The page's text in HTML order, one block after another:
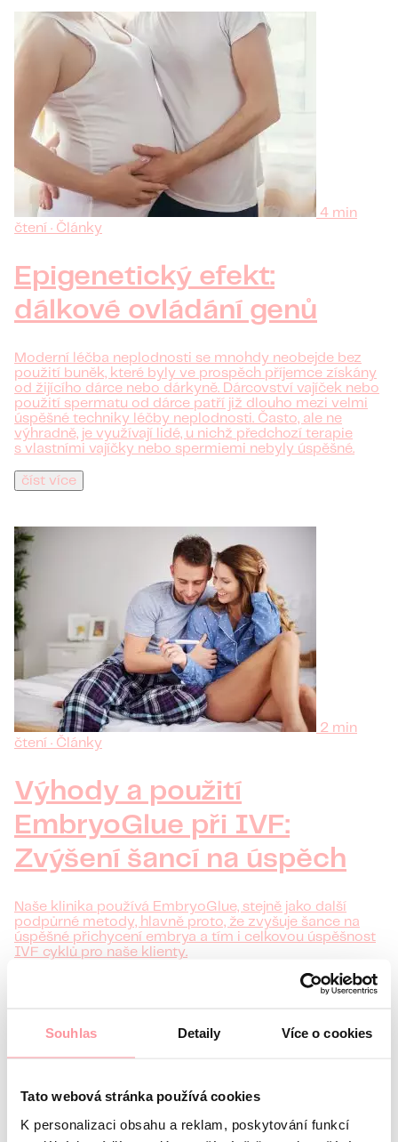
Souhlas Detaily Více o cookies
Tato webová stránka používá cookies
K personalizaci obsahu a reklam, poskytování funkcí
4 min
čtení · Články
Epigenetický efekt:
dálkové ovládání genů
Moderní léčba neplodnosti se mnohdy neobejde bez
použití buněk, které byly ve prospěch příjemce získány
od žijícího dárce nebo dárkyně. Dárcovství vajíček nebo
použití spermatu od dárce patří již dlouho mezi velmi
úspěšné techniky léčby neplodnosti. Často, ale ne
výhradně, je využívají lidé, u nichž předchozí terapie
s vlastními vajíčky nebo spermiemi nebyly úspěšné.
číst více
2 min
čtení · Články
Výhody a použití
EmbryoGlue při IVF:
Zvýšení šancí na úspěch
Naše klinika používá EmbryoGlue, stejně jako další
podpůrné metody, hlavně proto, že zvyšuje šance na
úspěšné přichycení embrya a tím i celkovou úspěšnost
IVF cyklů pro naše klienty.